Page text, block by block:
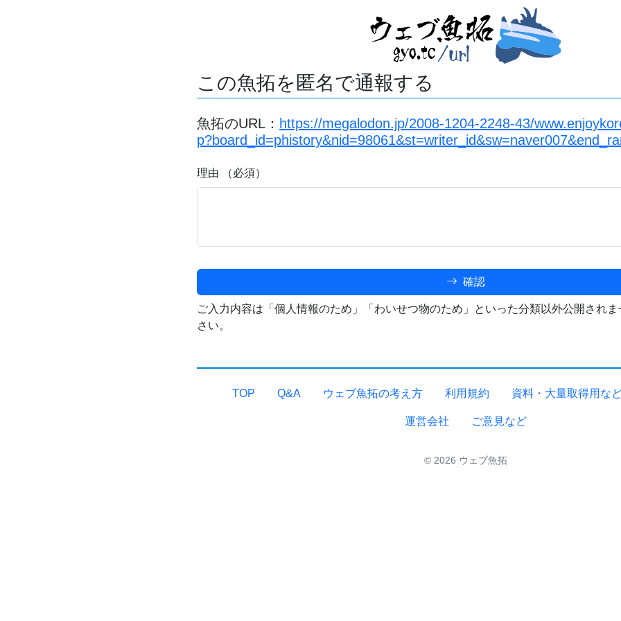
この魚拓を匿名で通報する
魚拓のURL： https://megalodon.jp/2008-1204-2248-43/
理由 （必須）
確認
ご入力内容は「個人情報のため」「わいせつ物のため」といった分類以外公開され
さい。
TOP Q&A ウェブ魚拓の考え方 利用規約 資料・大量取得用な
運営会社 ご意見など
© 2026 ウェブ魚拓